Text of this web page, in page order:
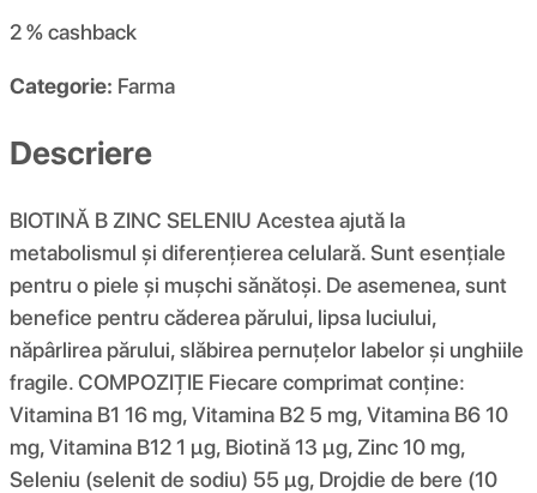
2 %cashback
Categorie: Farma
Descriere
BIOTINĂ B ZINC SELENIU Acestea ajută la
metabolismul și diferențierea celulară. Sunt esențiale
pentru o piele și mușchi sănătoși. De asemenea, sunt
benefice pentru căderea părului, lipsa luciului,
năpârlirea părului, slăbirea pernuțelor labelor și unghiile
fragile. COMPOZIŢIE Fiecare comprimat conține:
Vitamina B1 16 mg, Vitamina B2 5 mg, Vitamina B6 10
mg, Vitamina B12 1 µg, Biotină 13 µg, Zinc 10 mg,
Seleniu (selenit de sodiu) 55 µg, Drojdie de bere (10